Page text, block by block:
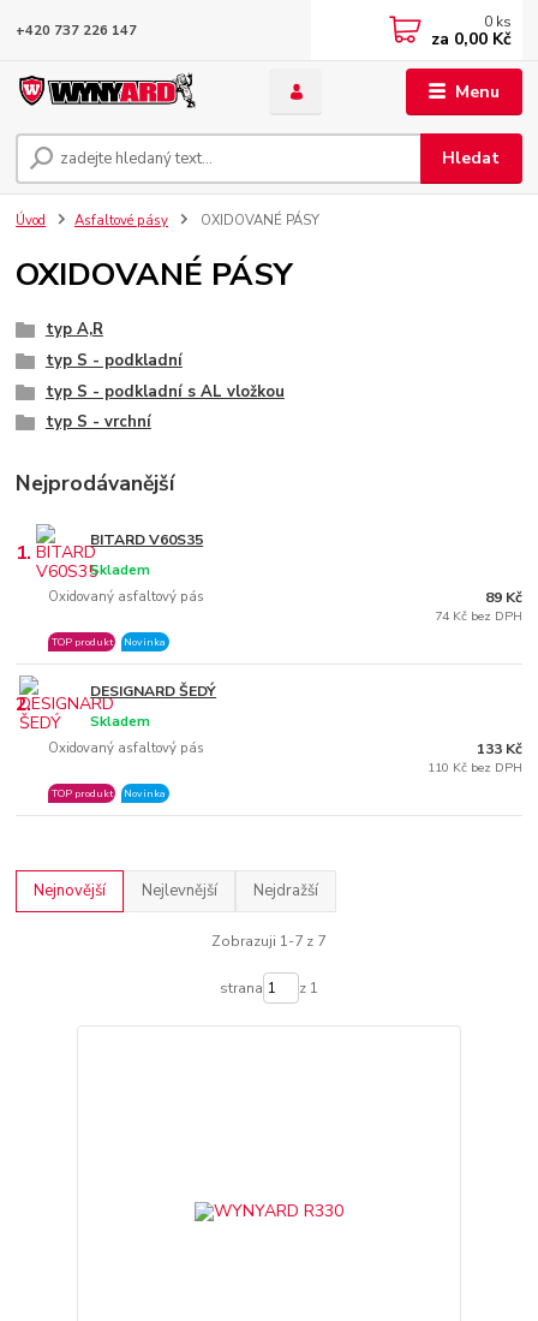
Menu
Hledat
+420 737 226 147 0 ks
za 0,00 Kč
Úvod Asfaltové pásy OXIDOVANÉ PÁSY
OXIDOVANÉ PÁSY
typ A,R
typ S - podkladní
typ S - podkladní s AL vložkou
typ S - vrchní
Nejprodávanější
1. BITARD V60S35
Oxidovaný asfaltový pás
Skladem
TOP produkt Novinka
89 Kč
74 Kč bez DPH
2. DESIGNARD ŠEDÝ
Oxidovaný asfaltový pás
Skladem
TOP produkt Novinka
133 Kč
110 Kč bez DPH
Nejnovější Nejlevnější Nejdražší
Zobrazuji 1-7 z 7
strana z 1